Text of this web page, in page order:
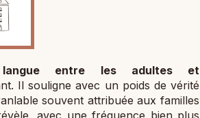
langue entre les adultes et
Il souligne avec un poids de vérité
souvent attribuée aux familles
avec une fréquence bien plus